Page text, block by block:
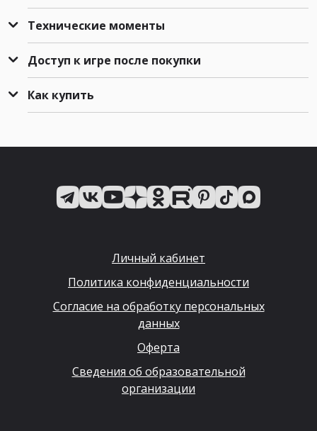
Технические моменты
Доступ к игре после покупки
Как купить
Личный кабинет
Политика конфиденциальности
Согласие на обработку персональных
данных
Оферта
Сведения об образовательной
организации